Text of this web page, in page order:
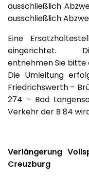
ausschließlich
ausschließlich
Eine
eingerichtet.
entnehmen Sie bitte
Die Umleitung
Friedrichswerth –
274 – Bad
Verkehr der B 84
Verlängerung
Creuzburg